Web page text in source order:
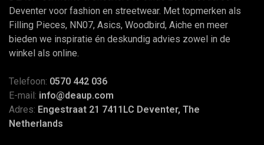
Deventer voor fashion en streetwear. Met topmerken als
Filling Pieces, NN07, Asics, Woodbird, Aiche en meer
bieden we inspiratie én deskundig advies zowel in de
winkel als online.
Telefoon: 0570 442 036
E-mail: info@deaup.com
Adres: Engestraat 21 7411LC Deventer, The
Netherlands